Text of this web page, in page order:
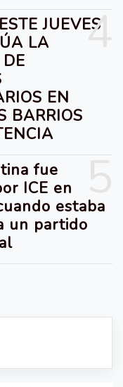
4
JUEVES
LA
EN
BARRIOS
fue
ICE en
estaba
un partido